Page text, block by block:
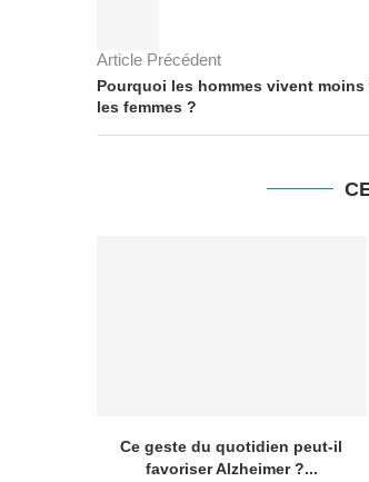
Article Précédent
Pourquoi les hommes vivent
les femmes ?
Ce geste du quotidien peut-il
favoriser Alzheimer ?...